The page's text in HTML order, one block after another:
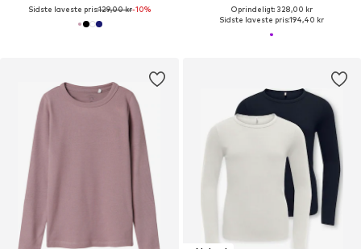
Sidste laveste pris:129,00 kr-10%
Oprindeligt: 328,00 kr
Sidste laveste pris:194,40 kr